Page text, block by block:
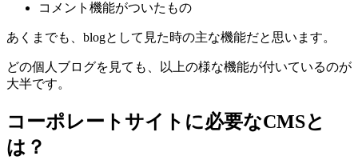
コメント機能がついたもの
あくまでも、blogとして見た時の主な機能だと思います。
どの個人ブログを見ても、以上の様な機能が付いているのが
大半です。
コーポレートサイトに必要なCMSと
は？